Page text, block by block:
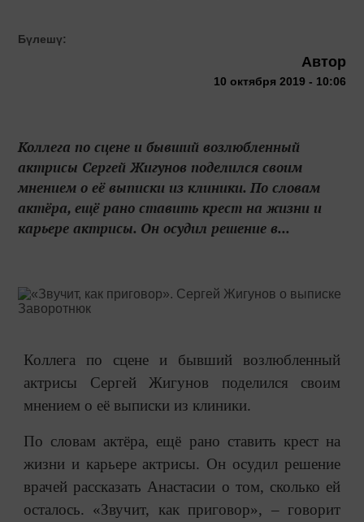
Бүлешү:
Автор
10 октября 2019 - 10:06
Коллега по сцене и бывший возлюбленный
актрисы Сергей Жигунов поделился своим
мнением о её выписки из клиники. По словам
актёра, ещё рано ставить крест на жизни и
карьере актрисы. Он осудил решение в...
Коллега по сцене и бывший возлюбленный
актрисы Сергей Жигунов поделился своим
мнением о её выписки из клиники.
По словам актёра, ещё рано ставить крест на
жизни и карьере актрисы. Он осудил решение
врачей рассказать Анастасии о том, сколько ей
осталось. «Звучит, как приговор», – говорит